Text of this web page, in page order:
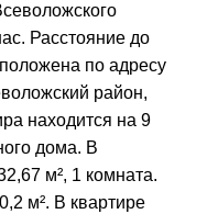
Расстояние до
по адресу
район,
находится на 9
дома. В
м², 1 комната.
м². В квартире